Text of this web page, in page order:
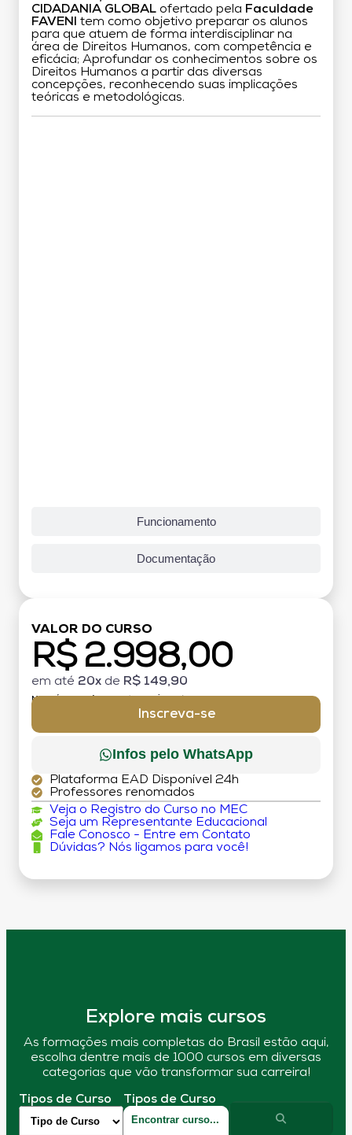
CIDADANIA GLOBAL ofertado pela Faculdade
FAVENI
tem como objetivo preparar os alunos
para que atuem de forma interdisciplinar na
área de Direitos Humanos, com competência e
eficácia; Aprofundar os conhecimentos sobre os
Direitos Humanos a partir das diversas
concepções, reconhecendo suas implicações
teóricas e metodológicas.
Funcionamento
Documentação
VALOR DO CURSO
R$ 2.998,00
em até 20x de R$ 149,90
MATRÍCULA:
Inscreva-se
Infos pelo WhatsApp
Plataforma EAD Disponível 24h
Professores renomados
Veja o Registro do Curso no MEC
Seja um Representante Educacional
Fale Conosco - Entre em Contato
Dúvidas? Nós ligamos para você!
Explore mais cursos
As formações mais completas do Brasil estão aqui,
escolha dentre mais de 1000 cursos em diversas
categorias que vão transformar sua carreira!
Tipos de Curso Tipos de Curso